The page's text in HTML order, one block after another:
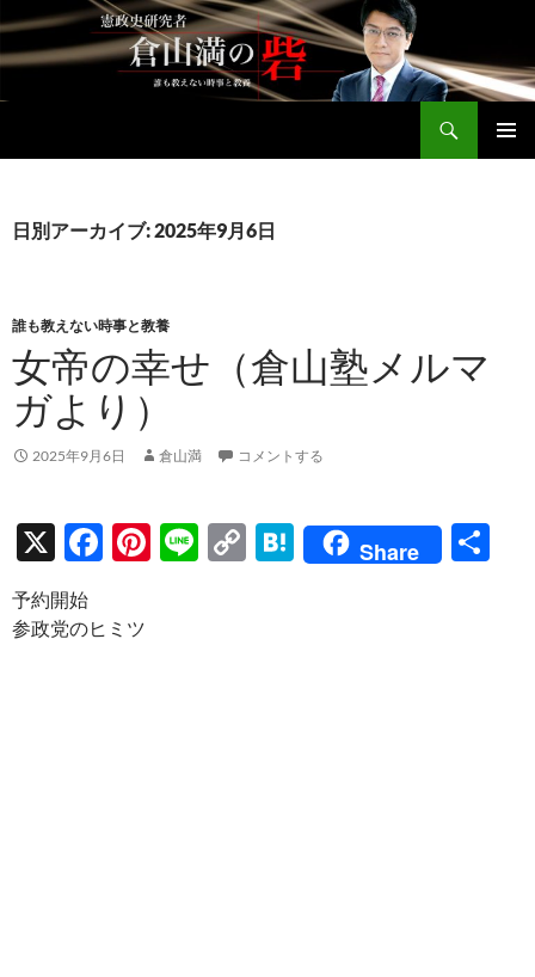
テ
ン
へ
ッ
日別アーカイブ: 2025年9月6日
誰も教えない時事と教養
女帝の幸せ（倉山塾メルマ
ガより）
2025年9月6日 倉山満 コメントする
X
F
e
Pi Li
C
H
Share
予約開始
参政党のヒミツ